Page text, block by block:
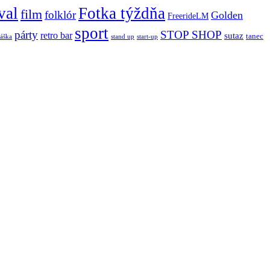
filmfolklórFotka týždňa FreerideLM Golden
párty retro bar sport stand up start-up STOP SHOP sutaz tanec